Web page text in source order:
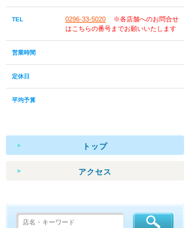
TEL 0296-33-5020
※各店舗へのお問合せ
はこちらの番号までお願いいたします
営業時間
定休日
平均予算
トップ
アクセス